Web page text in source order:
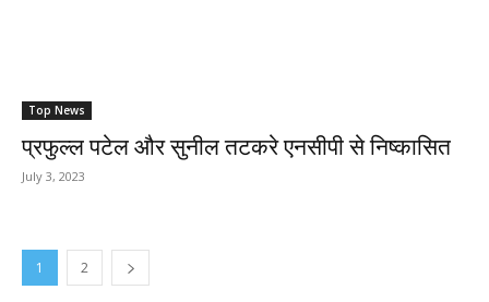
Top News
प्रफुल्ल पटेल और सुनील तटकरे एनसीपी से निष्कासित
July 3, 2023
1 2